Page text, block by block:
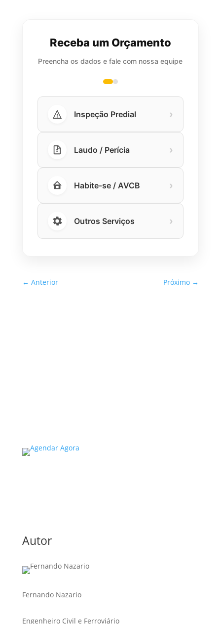
Receba um Orçamento
Preencha os dados e fale com nossa equipe
Inspeção Predial ›
Laudo / Perícia ›
Habite-se / AVCB ›
Outros Serviços ›
← Anterior Próximo →
Autor
Fernando Nazario
Engenheiro Civil e Ferroviário